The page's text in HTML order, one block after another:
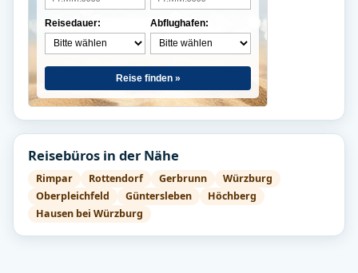
Reisedauer: Abflughafen:
Reise finden »
Reisebüros in der Nähe
Rimpar Rottendorf Gerbrunn
Würzburg
Oberpleichfeld
Güntersleben
Höchberg
Hausen bei Würzburg